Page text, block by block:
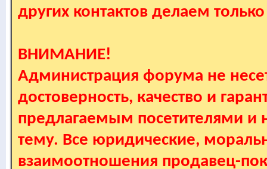
других контактов делаем
ВНИМАНИЕ!
Администрация форума не
достоверность, качество и
предлагаемым посетителями и
тему. Все юридические,
взаимоотношения продавец-